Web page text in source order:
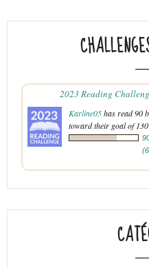
2023 Reading
Karline05has read 90
toward their goal of 130